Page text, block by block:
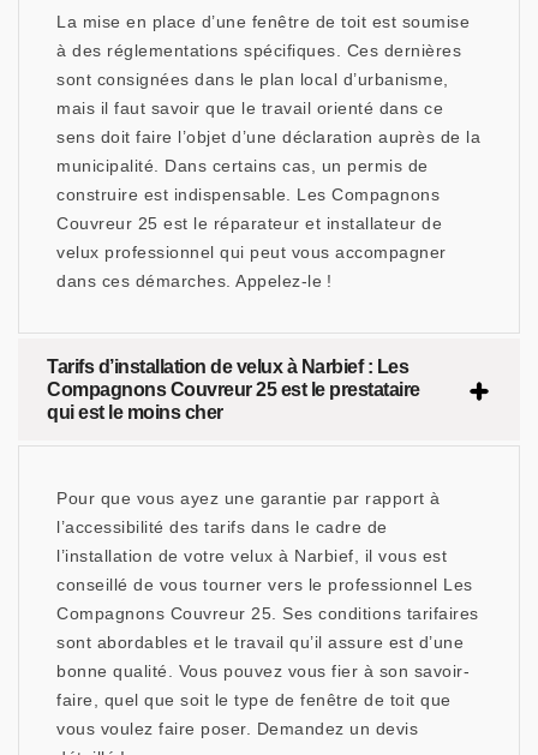
La mise en place d’une fenêtre de toit est soumise
à des réglementations spécifiques. Ces dernières
sont consignées dans le plan local d’urbanisme,
mais il faut savoir que le travail orienté dans ce
sens doit faire l’objet d’une déclaration auprès de la
municipalité. Dans certains cas, un permis de
construire est indispensable. Les Compagnons
Couvreur 25 est le réparateur et installateur de
velux professionnel qui peut vous accompagner
dans ces démarches. Appelez-le !
Tarifs d’installation de velux à Narbief : Les
Compagnons Couvreur 25 est le prestataire
qui est le moins cher
Pour que vous ayez une garantie par rapport à
l’accessibilité des tarifs dans le cadre de
l’installation de votre velux à Narbief, il vous est
conseillé de vous tourner vers le professionnel Les
Compagnons Couvreur 25. Ses conditions tarifaires
sont abordables et le travail qu’il assure est d’une
bonne qualité. Vous pouvez vous fier à son savoir-
faire, quel que soit le type de fenêtre de toit que
vous voulez faire poser. Demandez un devis